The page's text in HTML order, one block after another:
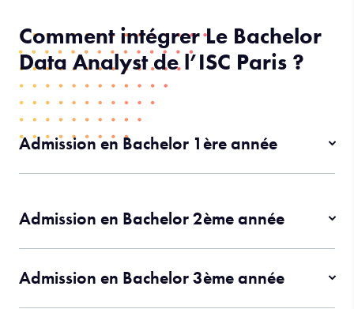
Comment intégrer Le Bachelor
Data Analyst de l’ISC Paris ?
Admission en Bachelor 1ère année
Admission en Bachelor 2ème année
Admission en Bachelor 3ème année